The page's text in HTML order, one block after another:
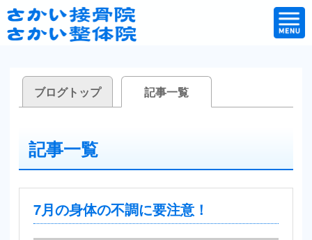
ブログトップ 記事一覧
記事一覧
7月の身体の不調に要注意！